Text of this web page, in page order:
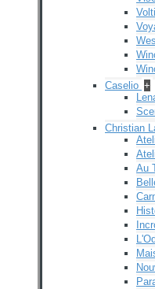
Caselio +
Christian
Au